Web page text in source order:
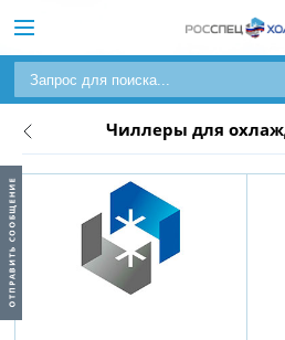
Чиллеры для